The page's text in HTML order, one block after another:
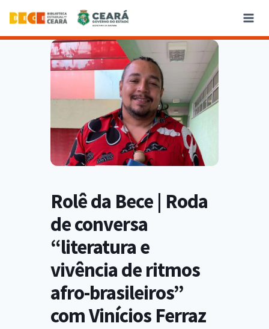
Rolê da Bece | Roda
de conversa
“literatura e
vivência de ritmos
afro-brasileiros”
com Vinícios Ferraz